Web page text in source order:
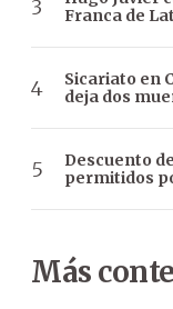
Franca de
Sicariato en
deja dos
Descuento
permitidos
Más